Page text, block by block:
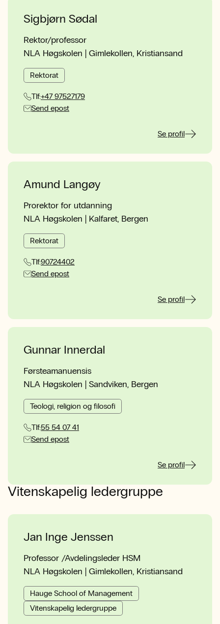
Sigbjørn Sødal
Rektor/professor
NLA Høgskolen | Gimlekollen, Kristiansand
Rektorat
Tlf:+47 97527179
Send epost
Se profil
Amund Langøy
Prorektor for utdanning
NLA Høgskolen | Kalfaret, Bergen
Rektorat
Tlf:90724402
Send epost
Se profil
Gunnar Innerdal
Førsteamanuensis
NLA Høgskolen | Sandviken, Bergen
Teologi, religion og filosofi
Tlf:55 54 07 41
Send epost
Se profil
Vitenskapelig ledergruppe
Jan Inge Jenssen
Professor /Avdelingsleder HSM
NLA Høgskolen | Gimlekollen, Kristiansand
Hauge School of Management
Vitenskapelig ledergruppe